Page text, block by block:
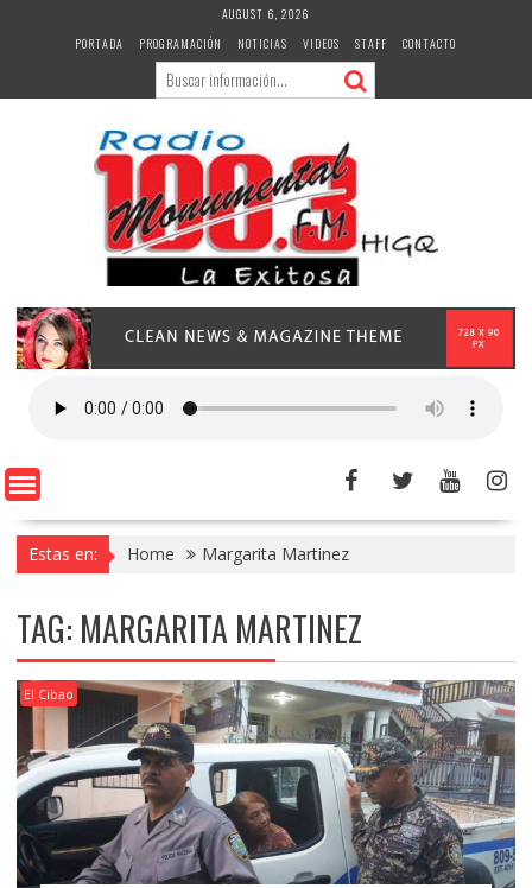
AUGUST 6, 2026
PORTADA
PROGRAMACIÓN NOTICIAS VIDEOS STAFF CONTACTO
Estas en: Home Margarita Martinez
TAG: MARGARITA MARTINEZ
El Cibao